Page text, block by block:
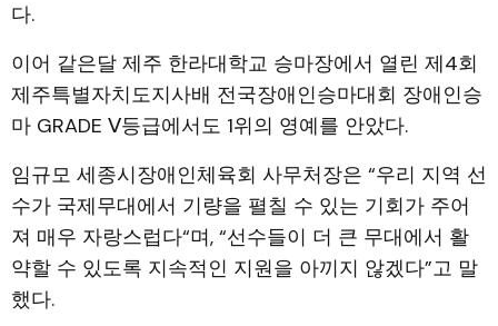
다.
이어 같은달 제주 한라대학교 승마장에서 열린 제4회
제주특별자치도지사배 전국장애인승마대회 장애인승
마 GRADE Ⅴ등급에서도 1위의 영예를 안았다.
임규모 세종시장애인체육회 사무처장은 “우리 지역 선
수가 국제무대에서 기량을 펼칠 수 있는 기회가 주어
져 매우 자랑스럽다“며, “선수들이 더 큰 무대에서 활
약할 수 있도록 지속적인 지원을 아끼지 않겠다”고 말
했다.